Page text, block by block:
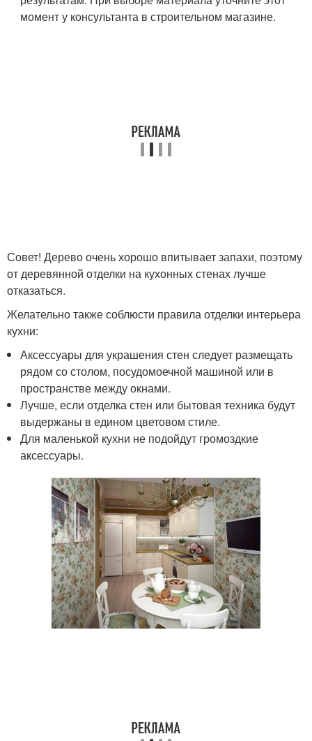
момент у консультанта в строительном магазине.
Совет! Дерево очень хорошо впитывает запахи, поэтому
от деревянной отделки на кухонных стенах лучше
отказаться.
Желательно также соблюсти правила отделки интерьера
кухни:
Аксессуары для украшения стен следует размещать
рядом со столом, посудомоечной машиной или в
пространстве между окнами.
Лучше, если отделка стен или бытовая техника будут
выдержаны в едином цветовом стиле.
Для маленькой кухни не подойдут громоздкие
аксессуары.